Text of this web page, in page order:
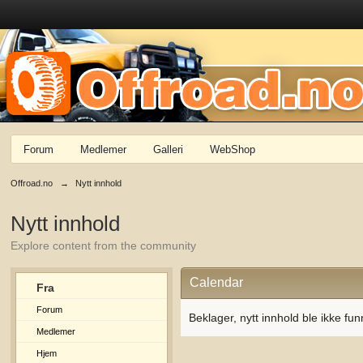
Forum Medlemer Galleri WebShop
Offroad.no → Nytt innhold
Nytt innhold
Explore content from the community
Fra
Forum
Medlemer
Hjem
Calendar
Beklager, nytt innhold ble ikke